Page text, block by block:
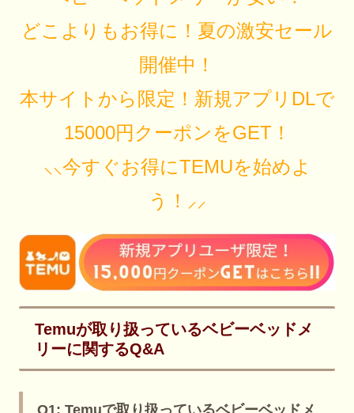
どこよりもお得に！夏の激安セール
開催中！
本サイトから限定！新規アプリDLで
15000円クーポンをGET！
⸜⸜今すぐお得にTEMUを始めよ
う！⸝⸝
Temuが取り扱っているベビーベッドメ
リーに関するQ&A